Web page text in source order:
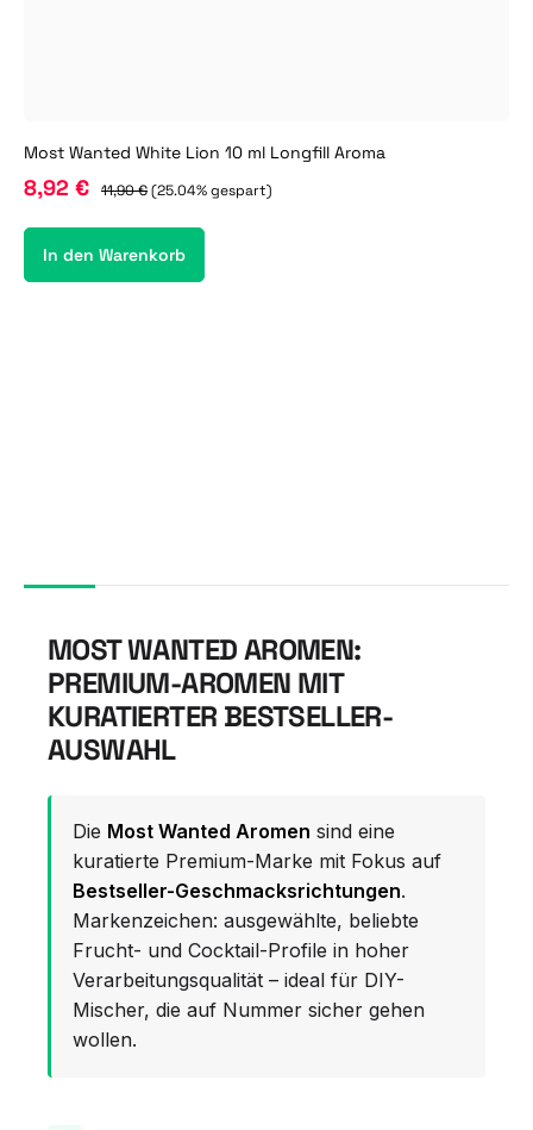
Most Wanted White Lion 10 ml Longfill Aroma
8,92 € 11,90 €(25.04% gespart)
In den Warenkorb
MOST WANTED AROMEN:
PREMIUM-AROMEN MIT
KURATIERTER BESTSELLER-
AUSWAHL
Die Most Wanted Aromen sind eine
kuratierte Premium-Marke mit Fokus auf
Bestseller-Geschmacksrichtungen.
Markenzeichen: ausgewählte, beliebte
Frucht- und Cocktail-Profile in hoher
Verarbeitungsqualität – ideal für DIY-
Mischer, die auf Nummer sicher gehen
wollen.